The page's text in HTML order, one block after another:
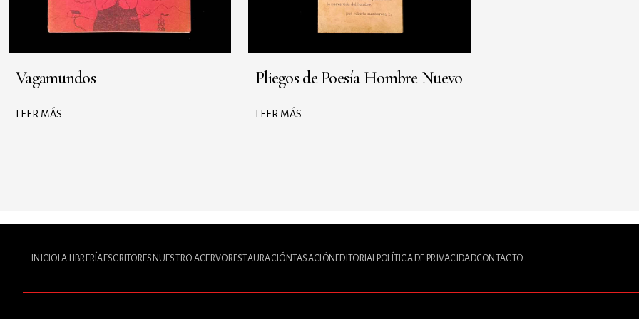
Vagamundos
LEER MÁS
Pliegos de Poesía Hombre Nuevo
LEER MÁS
INICIO LA LIBRERÍA ESCRITORES NUESTRO ACERVO RESTAURACIÓN TASACIÓN EDITORIALPOLÍTICA DE PRIVACIDADCONTACTO